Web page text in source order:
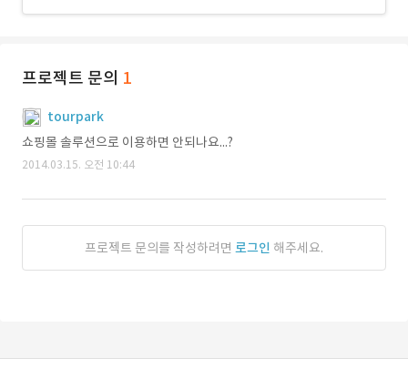
프로젝트 문의 1
tourpark
쇼핑몰 솔루션으로 이용하면 안되나요...?
2014.03.15. 오전 10:44
프로젝트 문의를 작성하려면 로그인 해주세요.